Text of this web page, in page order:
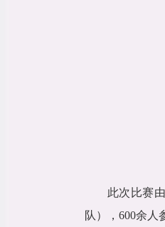
此次比赛
队）， 600余人